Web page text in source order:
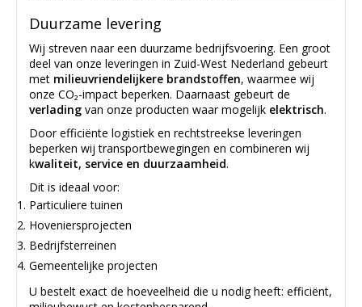
Duurzame levering
Wij streven naar een duurzame bedrijfsvoering. Een groot
deel van onze leveringen in Zuid-West Nederland gebeurt
met milieuvriendelijkere brandstoffen, waarmee wij
onze CO₂-impact beperken. Daarnaast gebeurt de
verlading van onze producten waar mogelijk elektrisch.
Door efficiënte logistiek en rechtstreekse leveringen
beperken wij transportbewegingen en combineren wij
kwaliteit, service en duurzaamheid.
Dit is ideaal voor:
Particuliere tuinen
Hoveniersprojecten
Bedrijfsterreinen
Gemeentelijke projecten
U bestelt exact de hoeveelheid die u nodig heeft: efficiënt,